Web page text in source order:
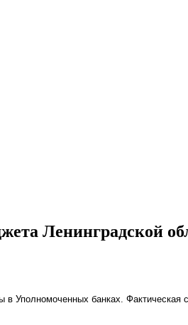
Ленинградской
в Уполномоченных банках.